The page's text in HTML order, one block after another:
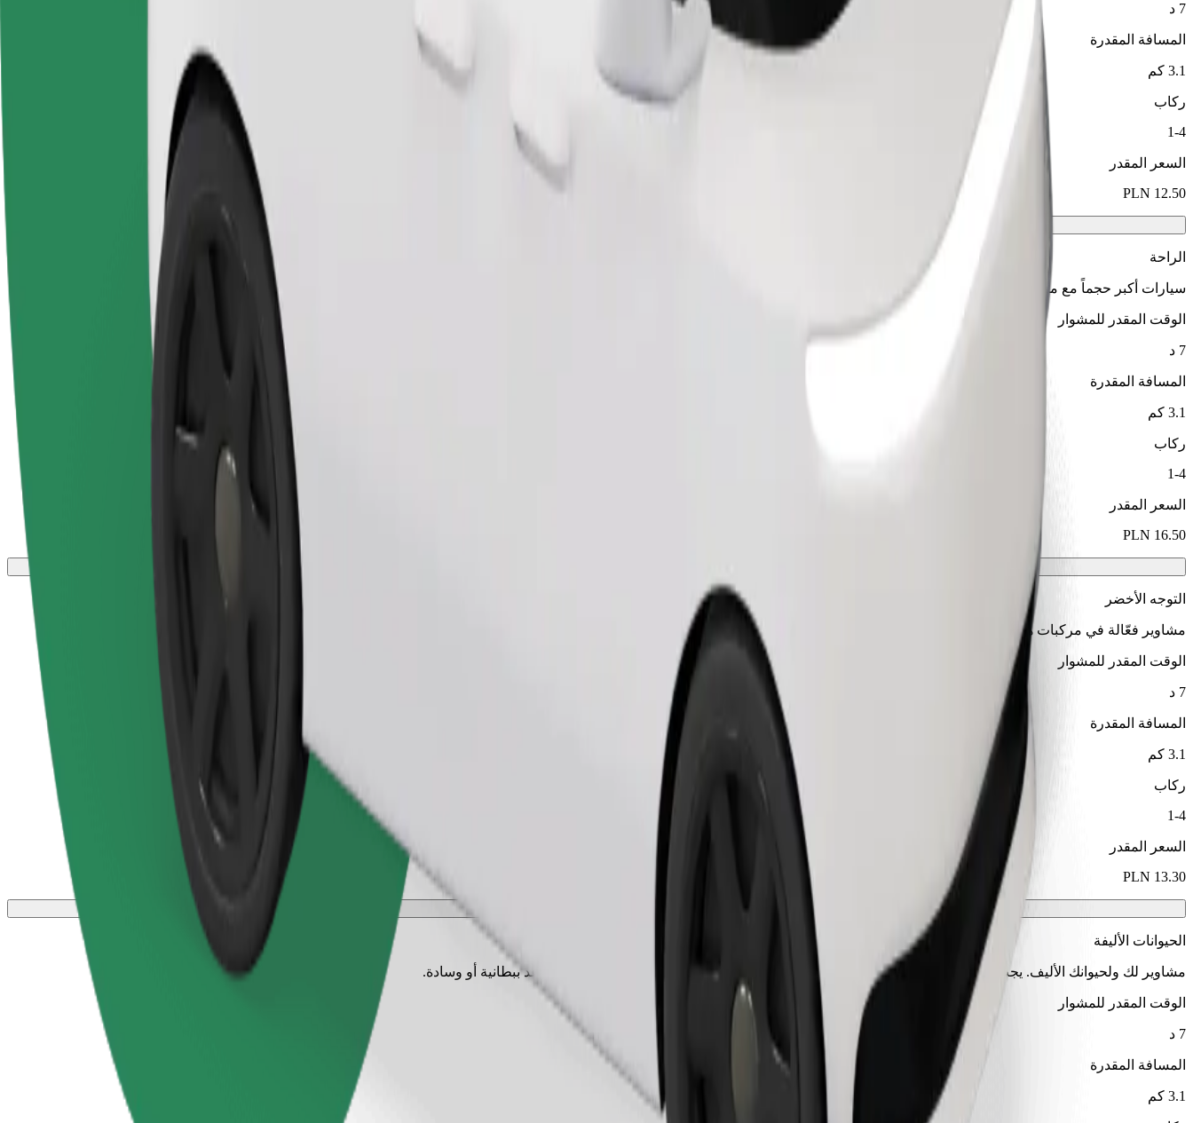
7 د
المسافة المقدرة
3.1 كم
ركاب
1-4
السعر المقدر
الراحة
سيارات أكبر حجماً مع مساحة أكبر للأرجل والتخزين
الوقت المقدر للمشوار
7 د
المسافة المقدرة
3.1 كم
ركاب
1-4
السعر المقدر
التوجه الأخضر
مشاوير فعّالة في مركبات هجينة وكهربائية
الوقت المقدر للمشوار
7 د
المسافة المقدرة
3.1 كم
ركاب
1-4
السعر المقدر
الحيوانات الأليفة
مشاوير لك ولحيوانك الأليف. يجب أن ترتدي الكلاب كمامة، وتحتاج الحيوانات الصغيرة إلى حامل، ويجب حماية المقاعد ببطانية أو وسادة.
الوقت المقدر للمشوار
7 د
المسافة المقدرة
3.1 كم